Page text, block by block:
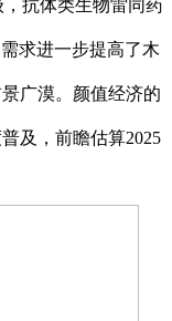
，抗体类生物雷同药
求进一步提高了木
广漠。颜值经济的
及，前瞻估算2025